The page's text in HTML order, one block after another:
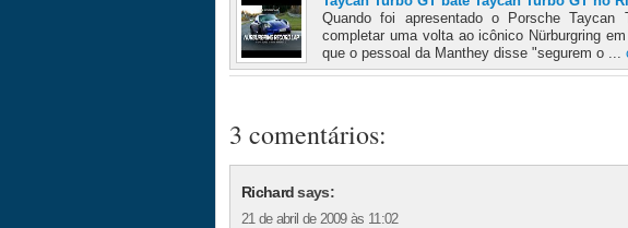
Quando foi apresentado o Porsche
completar uma volta ao icônico Nürburgring
que o pessoal da Manthey disse "segurem o ...
3 comentários:
Richardsays:
21 de abril de 2009 às 11:02